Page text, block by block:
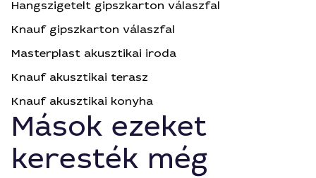
Hangszigetelt gipszkarton válaszfal
Knauf gipszkarton válaszfal
Masterplast akusztikai iroda
Knauf akusztikai terasz
Knauf akusztikai konyha
Mások ezeket
keresték még